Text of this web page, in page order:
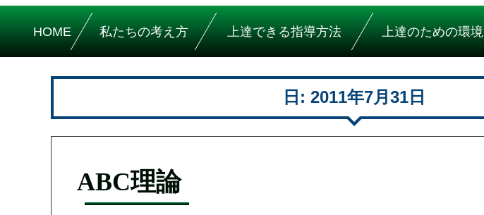
HOME 私たちの考え方 上達できる指導方法 上達のための環境
日: 2011年7月31日
ABC理論